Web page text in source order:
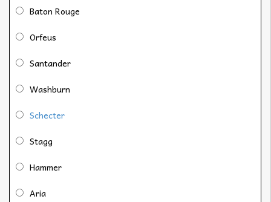
Baton Rouge
Orfeus
Santander
Washburn
Schecter
Stagg
Hammer
Aria